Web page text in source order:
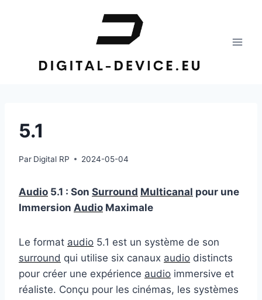
5.1
Par Digital RP 2024-05-04
Audio 5.1 : Son Surround Multicanal pour une
Immersion Audio Maximale
Le format audio 5.1 est un système de son
surround qui utilise six canaux audio distincts
pour créer une expérience audio immersive et
réaliste. Conçu pour les cinémas, les systèmes